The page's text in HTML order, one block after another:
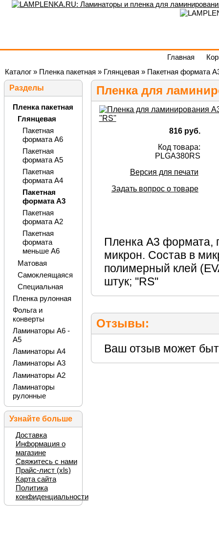
Главная
Каталог » Пленка пакетная » Глянцевая » Пакетная формата
Пленка для
816 руб.
Код товара:
PLGA380RS
Версия для печати
Задать вопрос о товаре
Пленка А3 формата,
микрон. Состав в
полимерный клей
штук; ''RS''
Отзывы:
Ваш отзыв может
Разделы
Пленка пакетная
Глянцевая
Пакетная
формата А6
Пакетная
формата А5
Пакетная
формата А4
Пакетная
формата А3
Пакетная
формата А2
Пакетная
формата
меньше А6
Матовая
Самоклеящаяся
Специальная
Пленка рулонная
Фольга и
конверты
Ламинаторы А6 -
А5
Ламинаторы А4
Ламинаторы А3
Ламинаторы А2
Ламинаторы
рулонные
Узнайте больше
Доставка
Информация о
магазине
Свяжитесь с нами
Прайс-лист (xls)
Карта сайта
Политика
конфиденциальности